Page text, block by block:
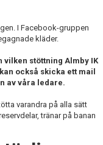
I Facebook-gruppen
kläder.
stöttning Almby IK
också skicka ett mail
av våra ledare.
varandra på alla sätt
tränar på banan